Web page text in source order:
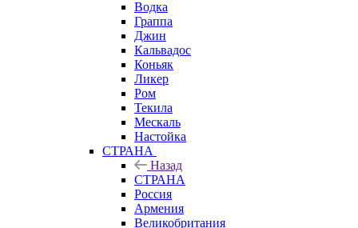
Водка
Граппа
Джин
Кальвадос
Коньяк
Ликер
Ром
Текила
Мескаль
Настойка
СТРАНА
Назад
СТРАНА
Россия
Армения
Великобритания